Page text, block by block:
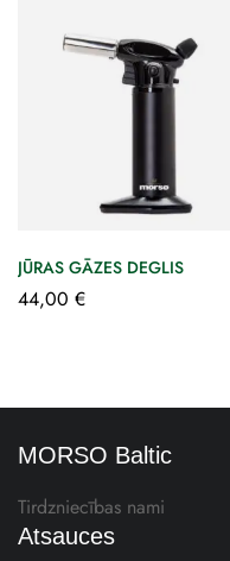
JŪRAS GĀZES DEGLIS
44,00 €
MORSO Baltic
Tirdzniecības nami
Atsauces